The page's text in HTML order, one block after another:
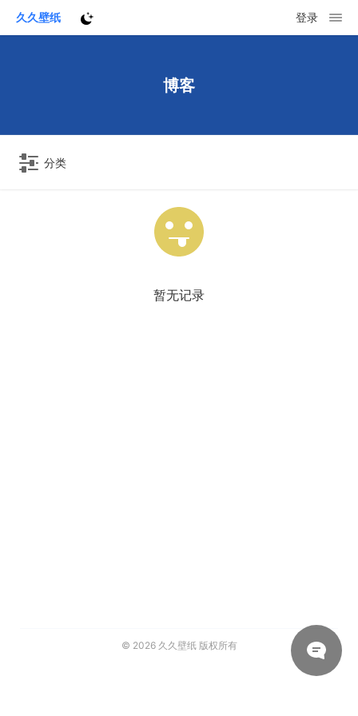
久久壁纸 登录
博客
分类
暂无记录
© 2026 久久壁纸版权所有